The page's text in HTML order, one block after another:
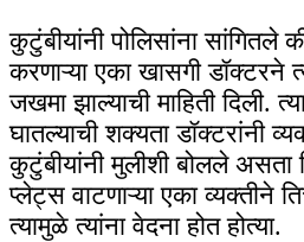
कुटुंबीयांनी पोलिसांना सांगितले
करणाऱ्या एका खासगी डॉक्टरने
जखमा झाल्याची माहिती दिली.
घातल्याची शक्यता डॉक्टरांनी
कुटुंबीयांनी मुलीशी बोलले
प्लेट्स वाटणाऱ्या एका व्यक्तीने
त्यामुळे त्यांना वेदना होत होत्या.